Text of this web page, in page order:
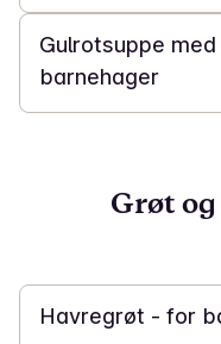
Gulrotsuppe
barnehager
Grøt
Havregrøt - for
20 min